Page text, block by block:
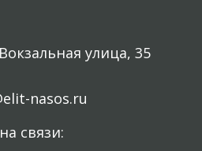
улица, 35
nasos.ru
связи: